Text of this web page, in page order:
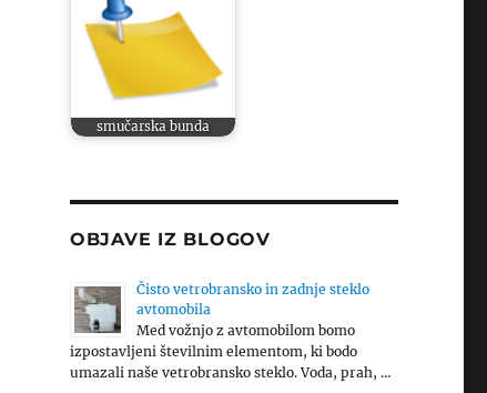
smučarska bunda
OBJAVE IZ BLOGOV
Čisto vetrobransko in zadnje steklo
avtomobila
Med vožnjo z avtomobilom bomo
izpostavljeni številnim elementom, ki bodo
umazali naše vetrobransko steklo. Voda, prah, …